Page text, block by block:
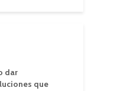
dar
que